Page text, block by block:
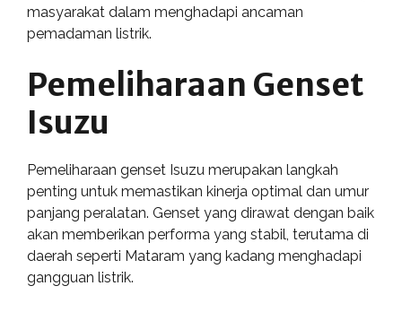
masyarakat dalam menghadapi ancaman
pemadaman listrik.
Pemeliharaan Genset
Isuzu
Pemeliharaan genset Isuzu merupakan langkah
penting untuk memastikan kinerja optimal dan umur
panjang peralatan. Genset yang dirawat dengan baik
akan memberikan performa yang stabil, terutama di
daerah seperti Mataram yang kadang menghadapi
gangguan listrik.